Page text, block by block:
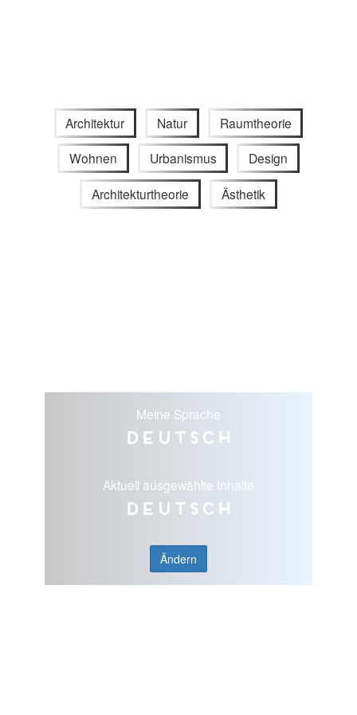
Architektur Natur Raumtheorie
Wohnen Urbanismus Design
Architekturtheorie Ästhetik
Meine Sprache
Deutsch
Aktuell ausgewählte Inhalte
Deutsch
Ändern